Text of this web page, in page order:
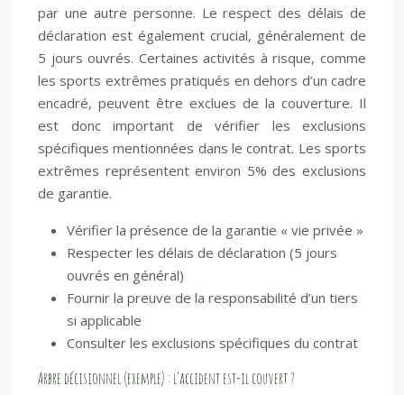
par une autre personne. Le respect des délais de
déclaration est également crucial, généralement de
5 jours ouvrés. Certaines activités à risque, comme
les sports extrêmes pratiqués en dehors d’un cadre
encadré, peuvent être exclues de la couverture. Il
est donc important de vérifier les exclusions
spécifiques mentionnées dans le contrat. Les sports
extrêmes représentent environ 5% des exclusions
de garantie.
Vérifier la présence de la garantie « vie privée »
Respecter les délais de déclaration (5 jours
ouvrés en général)
Fournir la preuve de la responsabilité d’un tiers
si applicable
Consulter les exclusions spécifiques du contrat
Arbre décisionnel (exemple) : l’accident est-il couvert ?